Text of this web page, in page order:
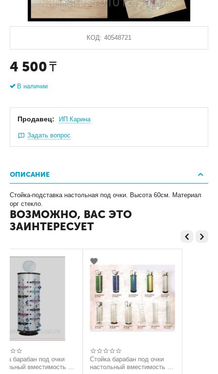
КОД: 40548721
4 500 ₸
В наличии
Продавец: ИП Карина
Задать вопрос
ОПИСАНИЕ
Стойка-подставка настольная под очки. Высота 60см. Материал
орг стекло.
ВОЗМОЖНО, ВАС ЭТО
ЗАИНТЕРЕСУЕТ
очки
40
Стойка барабан под очки
настольный вместимость 56